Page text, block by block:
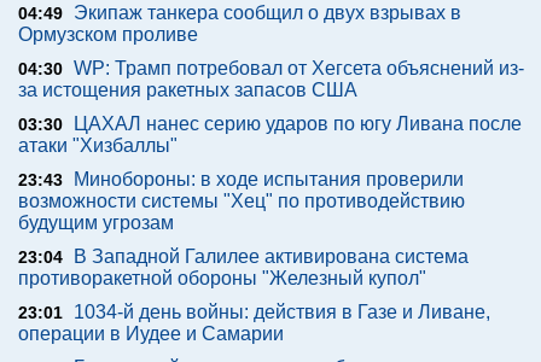
04:49
Экипаж танкера сообщил о двух взрывах в
Ормузском проливе
04:30 WP: Трамп потребовал от Хегсета объяснений из-
за истощения ракетных запасов США
03:30
ЦАХАЛ нанес серию ударов по югу Ливана после
атаки "Хизбаллы"
23:43
Минобороны: в ходе испытания проверили
возможности системы "Хец" по противодействию
будущим угрозам
23:04
В Западной Галилее активирована система
противоракетной обороны "Железный купол"
23:01
1034-й день войны: действия в Газе и Ливане,
операции в Иудее и Самарии